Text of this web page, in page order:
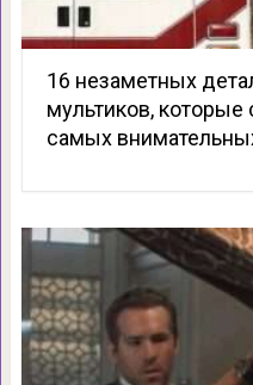
16 незаметных
мультиков, которые
самых